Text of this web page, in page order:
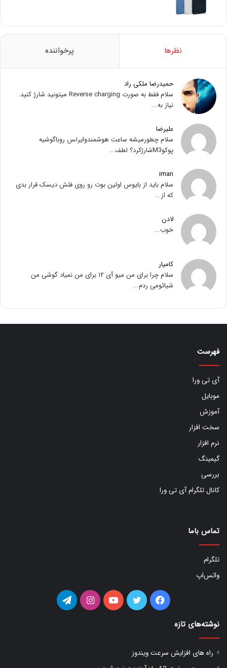
نظرها پرخواننده
حمیدرضا ملکی راد
سلام فقط به صورت Reverse charging میتونید شارژ کنید.
نیاز به...
علیرضا
سلام چطورمیشه ساعت هوشمندوایرلس روباگوشیه
پوکوM3شارژکرد؟ لطف...
iman
سلام باید از بایوس اولین بوت رو روی فلش دیسک قرار بدی
که از...
لادن
خوب...
کامیار
سلام چرا برای من میو آی ۱۲ برای من نمیاد گوشی من
شیائومی ردم...
فهرست
آی تی ورا
موبایل
آموزش
سخت افزار
نرم افزار
گیمینگ
بررسی
کانال تلگرام آی تی ورا
تماس باما
تلگرام
واتس‌اپ
فیس توییتر یوتیوب اینستاگرامتلگرام
نوشته‌های تازه
راه های افزایش سرعت ویندوز